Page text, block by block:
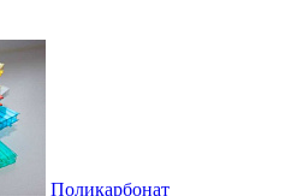
Поликарбонат